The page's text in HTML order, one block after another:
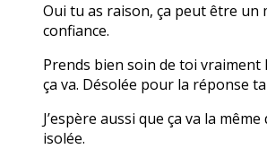
Oui tu as raison, ça peut être un
confiance.
Prends bien soin de toi vraiment
ça va. Désolée pour la réponse
J’espère aussi que ça va la
isolée.